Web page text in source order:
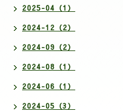
2025-04（1）
2024-12（2）
2024-09（2）
2024-08（1）
2024-06（1）
2024-05（3）